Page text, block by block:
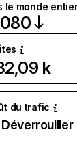
le monde
k
du trafic
Déverrouiller